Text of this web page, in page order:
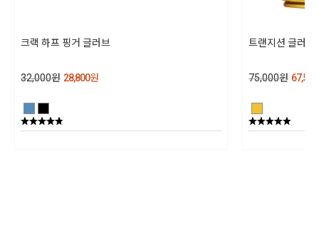
상세설명참조
A/S 책임자와 전화번호
블랙다이아몬드 코리아 / TEL : 1644-4807
크랙 하프 핑거 글러브
32,000원 28,800원
트랜지션 글러브
75,000원 67,500